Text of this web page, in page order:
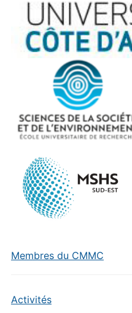
Membres du CMMC
Activités